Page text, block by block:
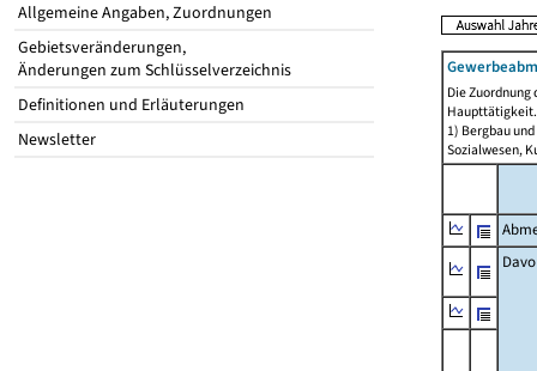
Allgemeine Angaben, Zuordnungen
Gebietsveränderungen,
Änderungen zum Schlüsselverzeichnis
Definitionen und Erläuterungen
Newsletter
Die
Haupttätigkeit.
1) Bergbau
Sozialwesen,